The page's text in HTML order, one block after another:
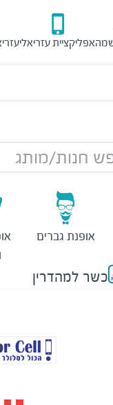
אפליקציית עזריאלי
חנות/מותג
אופנת גברים
כשר למהדרין